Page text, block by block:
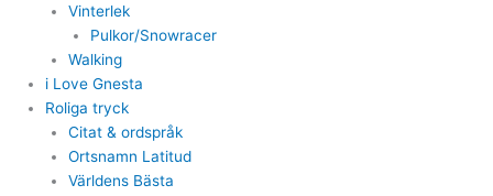
Vinterlek
Pulkor/Snowracer
Walking
i Love Gnesta
Roliga tryck
Citat & ordspråk
Ortsnamn Latitud
Världens Bästa